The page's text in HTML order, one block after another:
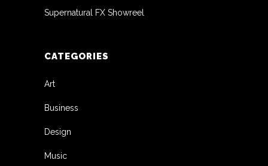
Supernatural FX Showreel
CATEGORIES
Art
Business
Design
Music